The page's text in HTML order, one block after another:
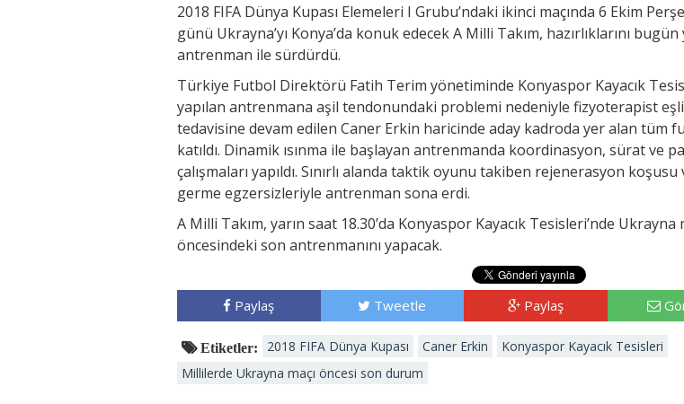
2018 FIFA Dünya Kupası Elemeleri I Grubu’ndaki ikinci maçında 6 Ekim
günü Ukrayna’yı Konya’da konuk edecek A Milli Takım, hazırlıklarını bugün
antrenman ile sürdürdü.
Türkiye Futbol Direktörü Fatih Terim yönetiminde Konyaspor Kayacık
yapılan antrenmana aşil tendonundaki problemi nedeniyle fizyoterapist
tedavisine devam edilen Caner Erkin haricinde aday kadroda yer alan tüm
katıldı. Dinamik ısınma ile başlayan antrenmanda koordinasyon, sürat ve
çalışmaları yapıldı. Sınırlı alanda taktik oyunu takiben rejenerasyon koşusu
germe egzersizleriyle antrenman sona erdi.
A Milli Takım, yarın saat 18.30’da Konyaspor Kayacık Tesisleri’nde Ukrayna
öncesindeki son antrenmanını yapacak.
Paylaş Tweetle Paylaş
Etiketler: 2018 FIFA Dünya Kupası Caner Erkin
Konyaspor Kayacık Tesisleri
Millilerde Ukrayna maçı öncesi son durum